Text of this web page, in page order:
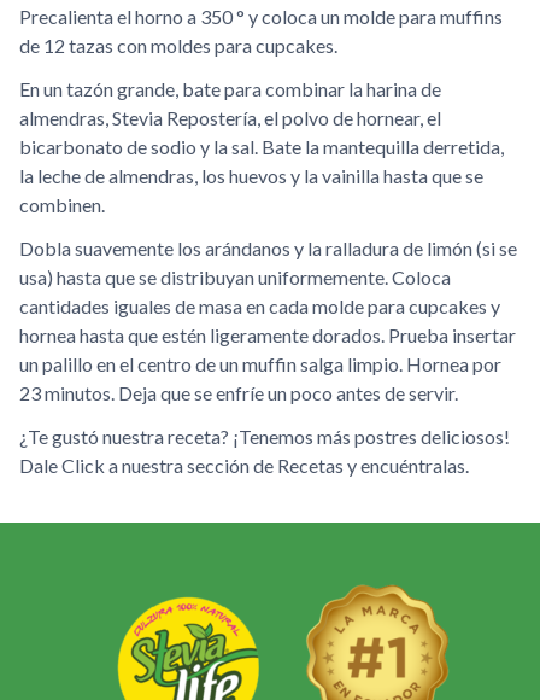
Precalienta el horno a 350 ° y coloca un molde para muffins
de 12 tazas con moldes para cupcakes.
En un tazón grande, bate para combinar la harina de
almendras, Stevia Repostería, el polvo de hornear, el
bicarbonato de sodio y la sal. Bate la mantequilla derretida,
la leche de almendras, los huevos y la vainilla hasta que se
combinen.
Dobla suavemente los arándanos y la ralladura de limón (si se
usa) hasta que se distribuyan uniformemente. Coloca
cantidades iguales de masa en cada molde para cupcakes y
hornea hasta que estén ligeramente dorados. Prueba insertar
un palillo en el centro de un muffin salga limpio. Hornea por
23 minutos. Deja que se enfríe un poco antes de servir.
¿Te gustó nuestra receta? ¡Tenemos más postres deliciosos!
Dale Click a nuestra sección de Recetas y encuéntralas.